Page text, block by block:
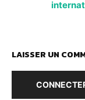
LAISSER UN